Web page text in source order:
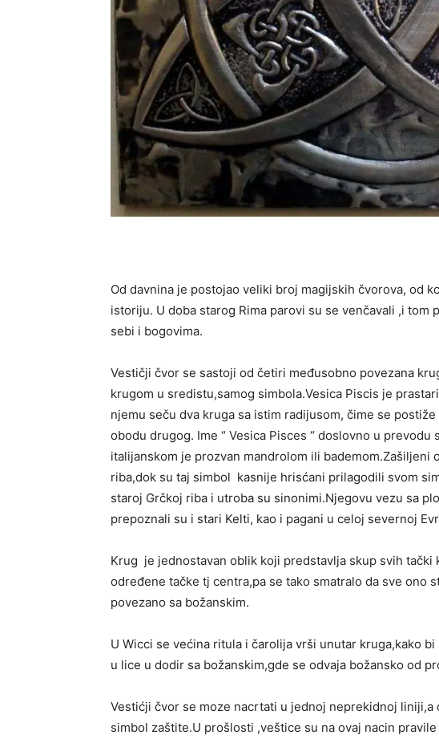
Od davnina je postojao veliki broj magijskih čvorova, od
istoriju. U doba starog Rima parovi su se venčavali ,i tom
sebi i bogovima.
Vestičji čvor se sastoji od četiri međusobno povezana
krugom u sredistu,samog simbola.Vesica Piscis je
njemu seču dva kruga sa istim radijusom, čime se
obodu drugog. Ime “ Vesica Pisces “ doslovno u
italijanskom je prozvan mandrolom ili bademom.Zašiljeni
riba,dok su taj simbol kasnije hrisćani prilagodili svom
staroj Grčkoj riba i utroba su sinonimi.Njegovu vezu sa
prepoznali su i stari Kelti, kao i pagani u celoj severnoj
Krug je jednostavan oblik koji predstavlja skup svih tački
određene tačke tj centra,pa se tako smatralo da sve ono
povezano sa božanskim.
U Wicci se većina ritula i čarolija vrši unutar kruga,kako
u lice u dodir sa božanskim,gde se odvaja božansko od
Vestićji čvor se moze nacrtati u jednoj neprekidnoj liniji,a
simbol zaštite.U prošlosti ,veštice su na ovaj nacin